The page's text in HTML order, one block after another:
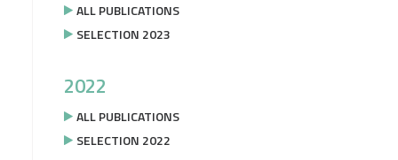
ALL PUBLICATIONS
SELECTION 2023
2022
ALL PUBLICATIONS
SELECTION 2022